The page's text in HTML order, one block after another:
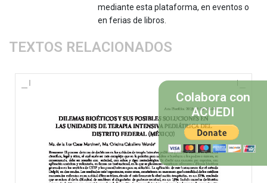
mediante esta plataforma, en eventos o
en ferias de libros.
TEXTOS RELACIONADOS
Colabora con
ACUEDI